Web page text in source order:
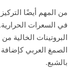
من المهم أيضًا
في السعرات
البروتينات الخالية
الصمغ العربي كإضافة
بالشبع.